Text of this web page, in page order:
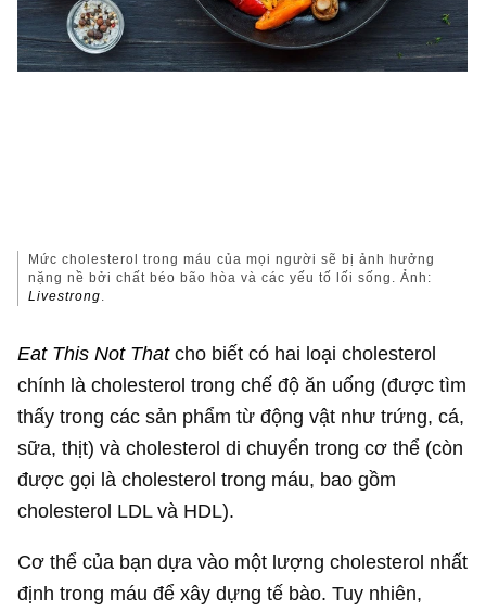
Mức cholesterol trong máu của mọi người sẽ bị ảnh hưởng
nặng nề bởi chất béo bão hòa và các yếu tố lối sống. Ảnh:
Livestrong.
Eat This Not Thatcho biết có hai loại cholesterol
chính là cholesterol trong chế độ ăn uống (được tìm
thấy trong các sản phẩm từ động vật như trứng, cá,
sữa, thịt) và cholesterol di chuyển trong cơ thể (còn
được gọi là cholesterol trong máu, bao gồm
cholesterol LDL và HDL).
Cơ thể của bạn dựa vào một lượng cholesterol nhất
định trong máu để xây dựng tế bào. Tuy nhiên,